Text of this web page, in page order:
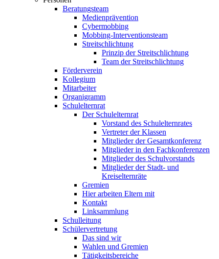
Beratungsteam
Medienprävention
Cybermobbing
Mobbing-Interventionsteam
Streitschlichtung
Prinzip der Streitschlichtung
Team der Streitschlichtung
Förderverein
Kollegium
Mitarbeiter
Organigramm
Schulelternrat
Der Schulelternrat
Vorstand des Schulelternrates
Vertreter der Klassen
Mitglieder der Gesamtkonferenz
Mitglieder in den Fachkonferenzen
Mitglieder des Schulvorstands
Mitglieder der Stadt- und
Kreiselternräte
Gremien
Hier arbeiten Eltern mit
Kontakt
Linksammlung
Schulleitung
Schülervertretung
Das sind wir
Wahlen und Gremien
Tätigkeitsbereiche